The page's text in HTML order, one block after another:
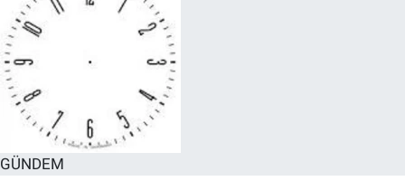
GÜNDEM